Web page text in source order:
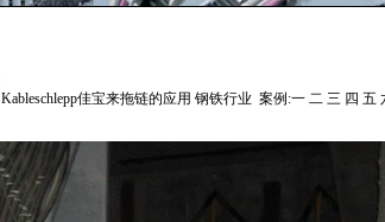
Kableschlepp佳宝来拖链的应用 钢铁行业 案例:一 二 三 四 五